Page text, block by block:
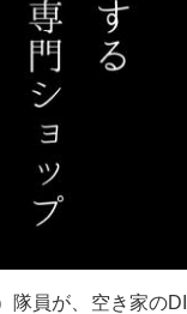
員が、空き家の